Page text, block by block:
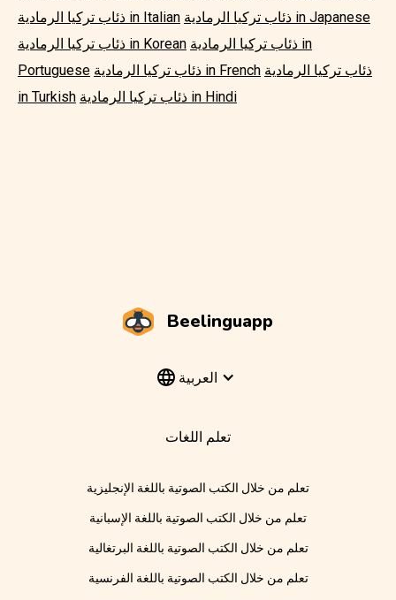
ذئاب تركيا الرمادية in Italian
ذئاب تركيا الرمادية in Japanese
ذئاب تركيا الرمادية in Korean ذئاب تركيا الرمادية in
Portuguese
ذئاب تركيا الرمادية in French ذئاب تركيا الرمادية
in Turkish
ذئاب تركيا الرمادية in Hindi
Beelinguapp
العربية
تعلم اللغات
تعلم من خلال الكتب الصوتية باللغة الإنجليزية
تعلم من خلال الكتب الصوتية باللغة الإسبانية
تعلم من خلال الكتب الصوتية باللغة البرتغالية
تعلم من خلال الكتب الصوتية باللغة الفرنسية